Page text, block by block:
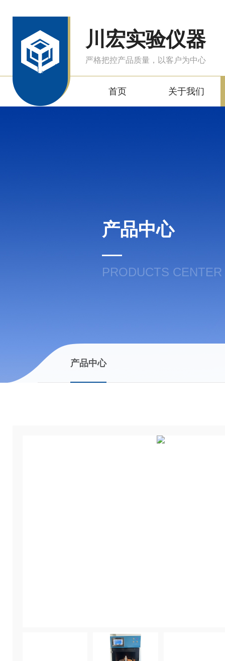
川宏实验仪器
严格把控产品质量，以客户为中心
首页 关于我们
产品中心
PRODUCTS CENTER
产品中心